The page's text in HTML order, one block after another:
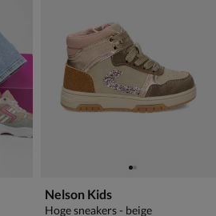
Nelson Kids
Hoge sneakers - beige